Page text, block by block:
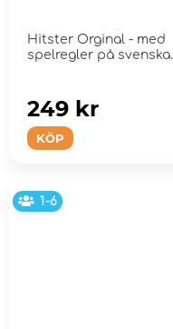
Hitster Orginal - med
spelregler på svenska.
KÖP
249 kr
1-6